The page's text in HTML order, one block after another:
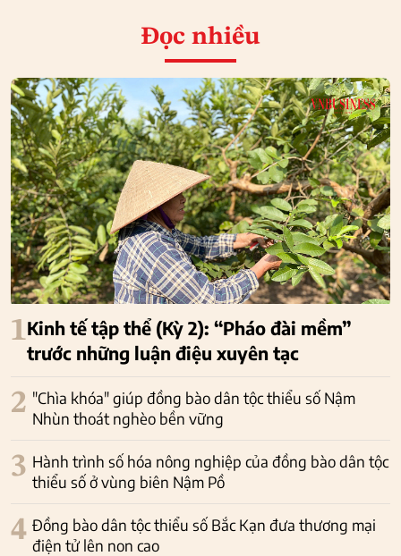
Đọc nhiều
1Kinh tế tập thể (Kỳ 2): “Pháo đài mềm”
trước những luận điệu xuyên tạc
2 "Chìa khóa" giúp đồng bào dân tộc thiểu số Nậm
Nhùn thoát nghèo bền vững
3 Hành trình số hóa nông nghiệp của đồng bào dân tộc
thiểu số ở vùng biên Nậm Pồ
4 Đồng bào dân tộc thiểu số Bắc Kạn đưa thương mại
điện tử lên non cao